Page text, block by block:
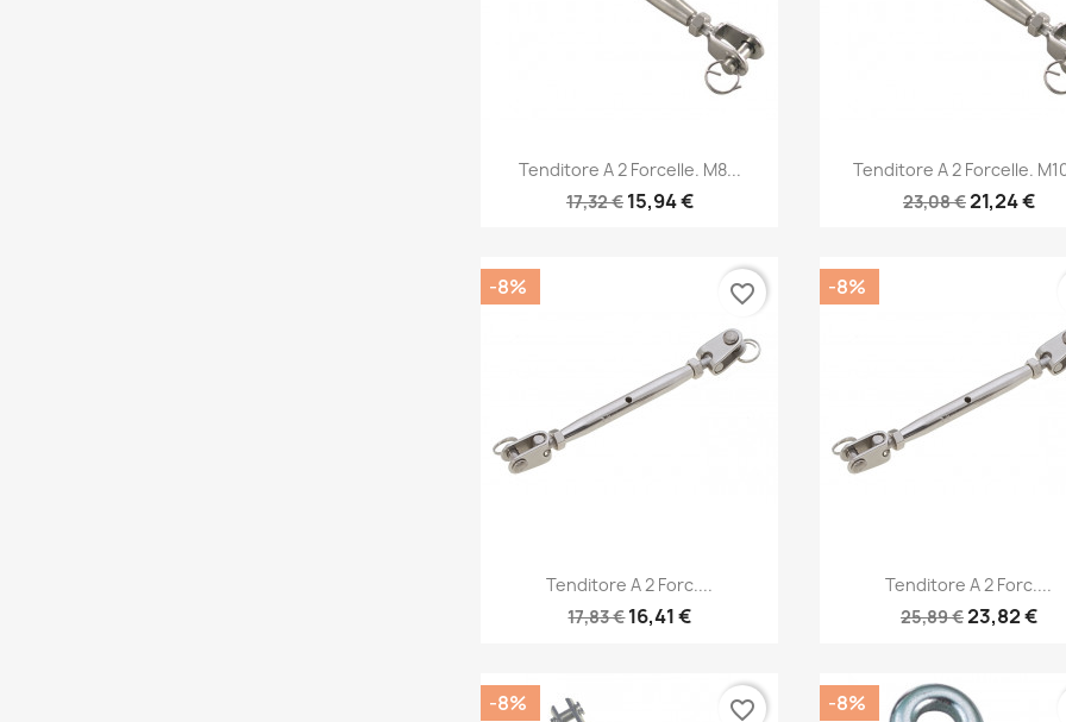
Anteprima
Tenditore A 2 Forcelle. M8...
17,32 € 15,94 €
Anteprima
Tenditore A 2 Forcelle.
23,08 €21,24 €
Anteprima
Tenditore A 2 Forc....
17,83 €16,41 €
-8% favorite_border
Anteprima
Tenditore A 2 Forc....
25,89 €23,82 €
-8%
-8% favorite_border -8%